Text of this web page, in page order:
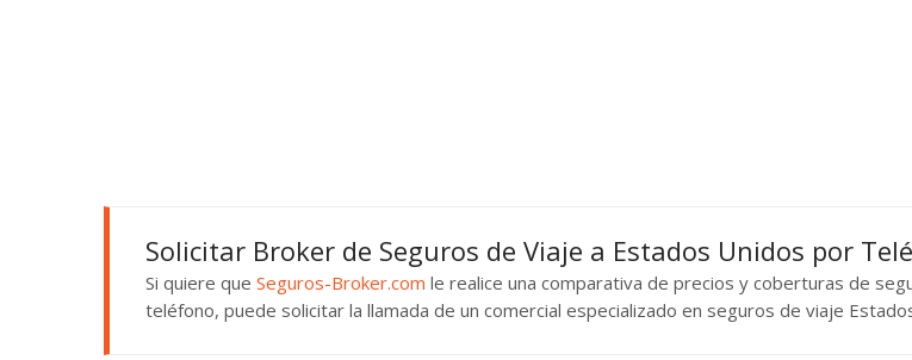
Solicitar Broker de Seguros de Viaje a Estados Unidos por
Si quiere que Seguros-Broker.com le realice una comparativa de precios y coberturas de
teléfono, puede solicitar la llamada de un comercial especializado en seguros de viaje